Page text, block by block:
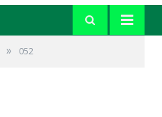
» 052